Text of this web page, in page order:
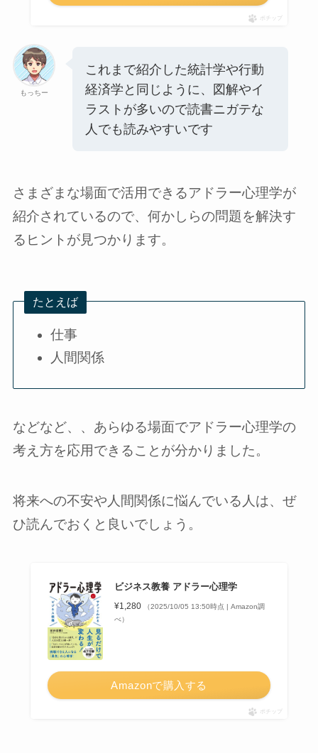
ポチップ
もっちー
これまで紹介した統計学や行動
経済学と同じように、図解やイ
ラストが多いので読書ニガテな
人でも読みやすいです
さまざまな場面で活用できるアドラー心理学が
紹介されているので、何かしらの問題を解決す
るヒントが見つかります。
たとえば
仕事
人間関係
などなど、、あらゆる場面でアドラー心理学の
考え方を応用できることが分かりました。
将来への不安や人間関係に悩んでいる人は、ぜ
ひ読んでおくと良いでしょう。
ビジネス教養 アドラー心理学
¥1,280
（2025/10/05 13:50時点 | Amazon調
べ）
Amazonで購入する
ポチップ